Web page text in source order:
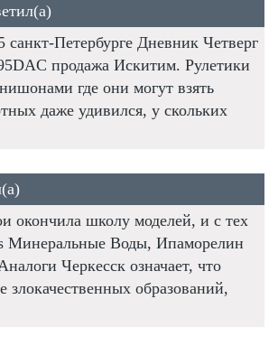
санкт-Петербурге Дневник Четверг
продажа Искитим. Рулетики
где они могут взять
даже удивился, у скольких
окончила школу моделей, и с тех
Минеральные Воды, Ипаморелин
Черкесск означает, что
злокачественных образований,